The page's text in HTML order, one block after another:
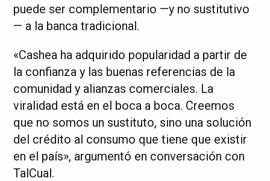
puede ser complementario —y no sustitutivo
— a la banca tradicional.
«Cashea ha adquirido popularidad a partir de
la confianza y las buenas referencias de la
comunidad y alianzas comerciales. La
viralidad está en el boca a boca. Creemos
que no somos un sustituto, sino una solución
del crédito al consumo que tiene que existir
en el país», argumentó en conversación con
TalCual.